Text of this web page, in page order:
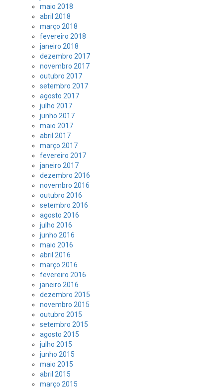
maio 2018
abril 2018
março 2018
fevereiro 2018
janeiro 2018
dezembro 2017
novembro 2017
outubro 2017
setembro 2017
agosto 2017
julho 2017
junho 2017
maio 2017
abril 2017
março 2017
fevereiro 2017
janeiro 2017
dezembro 2016
novembro 2016
outubro 2016
setembro 2016
agosto 2016
julho 2016
junho 2016
maio 2016
abril 2016
março 2016
fevereiro 2016
janeiro 2016
dezembro 2015
novembro 2015
outubro 2015
setembro 2015
agosto 2015
julho 2015
junho 2015
maio 2015
abril 2015
março 2015